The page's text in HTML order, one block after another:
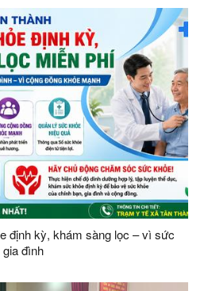
định kỳ, khám sàng lọc – vì sức
đình